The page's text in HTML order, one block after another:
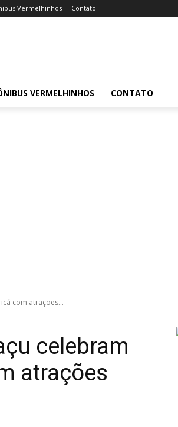
Vermelhinhos Contato
VERMELHINHOS CONTATO
com atrações...
celebram
atrações